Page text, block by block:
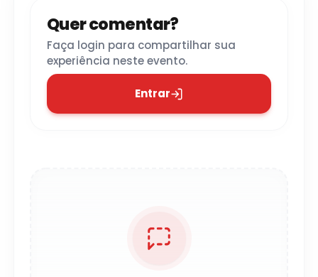
Quer comentar?
Faça login para compartilhar sua
experiência neste evento.
Entrar